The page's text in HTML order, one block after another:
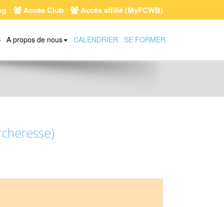
Accès Club Accès affilié (MyFCWB)
A propos de nous CALENDRIER SE FORMER